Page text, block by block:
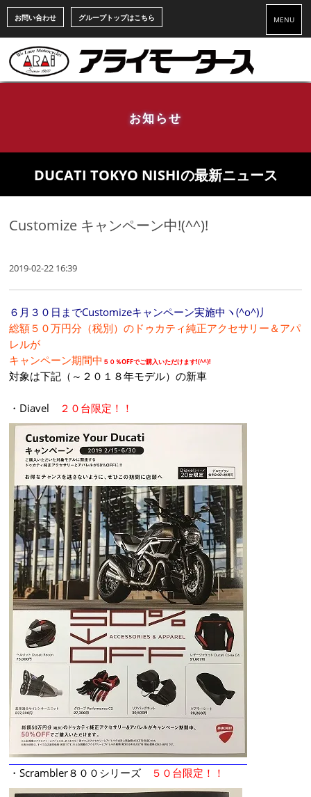
お問い合わせ グループトップはこちら MENU
お知らせ
DUCATI TOKYO NISHIの最新ニュース
Customize キャンペーン中!(^^)!
2019-02-22 16:39
６月３０日までCustomizeキャンペーン実施中ヽ(^o^)丿
総額５０万円分（税別）のドゥカティ純正アクセサリー＆アパ
レルが
キャンペーン期間中 ５０％OFFでご購入いただけます!(^^)!
対象は下記（～２０１８年モデル）の新車
・Diavel ２０台限定！！
・Scrambler８００シリーズ ５０台限定！！